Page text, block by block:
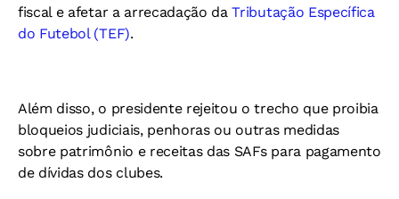
fiscal e afetar a arrecadação daTributação Específica
do Futebol (TEF).
Além disso, o presidente rejeitou o trecho que proibia
bloqueios judiciais, penhoras ou outras medidas
sobre patrimônio e receitas das SAFs para pagamento
de dívidas dos clubes.